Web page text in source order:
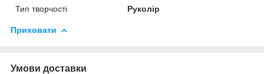
Тип творчості
Руколір
Приховати
Умови доставки